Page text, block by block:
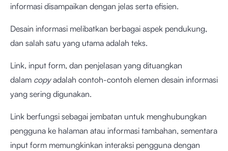
informasi disampaikan dengan jelas serta efisien.
Desain informasi melibatkan berbagai aspek pendukung,
dan salah satu yang utama adalah teks.
Link, input form, dan penjelasan yang dituangkan
dalam copyadalah contoh-contoh elemen desain informasi
yang sering digunakan.
Link berfungsi sebagai jembatan untuk menghubungkan
pengguna ke halaman atau informasi tambahan, sementara
input form memungkinkan interaksi pengguna dengan